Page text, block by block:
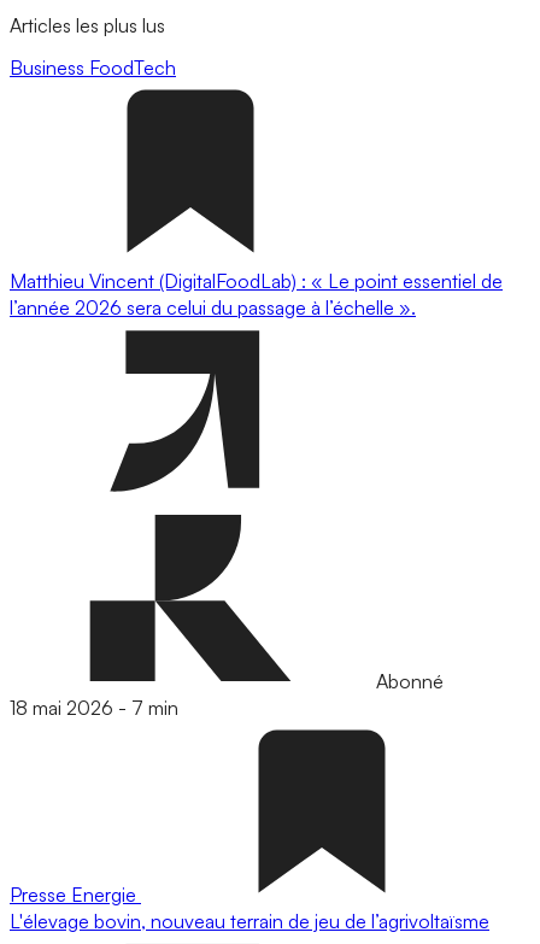
Articles les plus lus
Business FoodTech
Matthieu Vincent (DigitalFoodLab) : « Le point essentiel de
l’année 2026 sera celui du passage à l’échelle ».
Abonné
18 mai 2026 - 7 min
Presse Energie
L'élevage bovin, nouveau terrain de jeu de l’agrivoltaïsme